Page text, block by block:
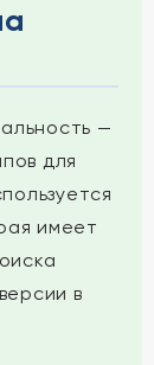
—
для
имеет
в